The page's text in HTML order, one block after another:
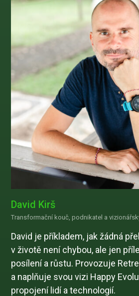
David Kirš
Transformační kouč, podnikatel a
David je příkladem, jak žádná
v životě není chybou, ale jen
posílení a růstu. Provozuje
a naplňuje svou vizi Happy
propojení lidí a technologií.